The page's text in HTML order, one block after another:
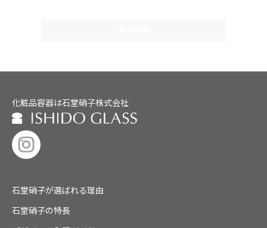
化粧品容器は石堂硝子株式会社
石堂硝子が選ばれる理由
石堂硝子の特長